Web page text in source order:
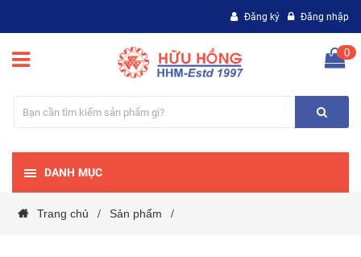
Đăng ký Đăng nhập
0
DANH MỤC
Trang chủ / Sản phẩm /